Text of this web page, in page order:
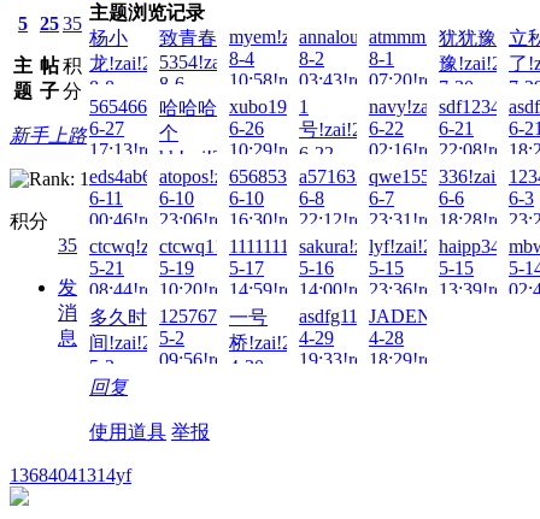
5
主
题
25
帖
子
35
积
分
新手上路
积分
35
发
消
息
主题浏览记录
杨小
龙!zai!2026-
8-8
14:56!read!
致青春
5354!zai!2026-
8-6
01:26!read!
myem!zai!2026-
8-4
10:58!read!
annalou666888!zai!2026-
8-2
03:43!read!
atmmm!zai!2026-
8-1
07:20!read!
犹犹豫
豫!zai!2026-
7-30
22:18!read!
立
了
7-
5654665575!zai!2026-
6-27
17:13!read!
哈哈哈
个
hh!zai!2026-
6-27
02:18!read!
xubo1982!zai!2026-
6-26
10:29!read!
1
号!zai!2026-
6-22
20:34!read!
navy!zai!2026-
6-22
02:16!read!
6-21
22:08!read!
6-
eds4ab63!zai!2026-
6-11
00:46!read!
atopos!zai!2026-
6-10
23:06!read!
656853303!zai!2026-
6-10
16:30!read!
a571632375!zai!2026-
6-8
22:12!read!
qwe155!zai!2026-
6-7
23:31!read!
6-6
18:28!read!
6-3
ctcwq!zai!2026-
5-21
08:44!read!
ctcwq1!zai!2026-
5-19
10:20!read!
1111111kb!zai!2026-
5-17
14:59!read!
sakura!zai!2026-
5-16
14:00!read!
lyf!zai!2026-
5-15
23:36!read!
5-15
13:39!read!
5-
多久时
间!zai!2026-
5-2
11:49!read!
1257675998!zai!2026-
5-2
09:56!read!
一号
桥!zai!2026-
4-30
asdfg111!zai!2026-
4-29
19:33!read!
4-28
18:29!read!
回复
使用道具 举报
13684041314yf